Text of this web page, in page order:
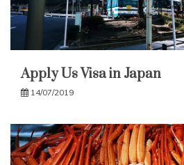
Apply Us Visa in Japan
14/07/2019